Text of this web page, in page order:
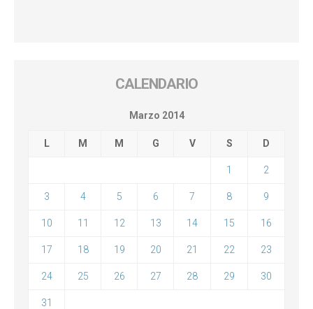
CALENDARIO
Marzo 2014
L M M G V S D
1 2
3 4 5 6 7 8 9
10 11 12 13 14 15 16
17 18 19 20 21 22 23
24 25 26 27 28 29 30
31